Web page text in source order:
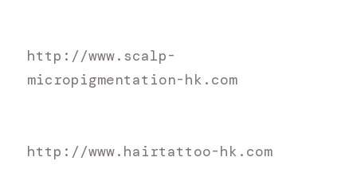
http://www.scalp-
micropigmentation-hk.com
http://www.hairtattoo-hk.com